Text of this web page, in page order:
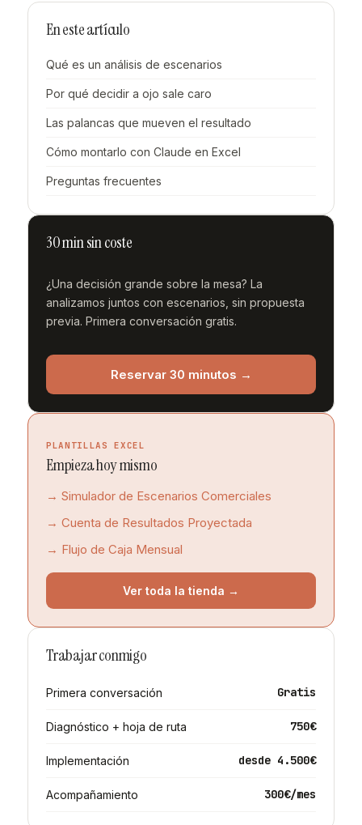
En este artículo
Qué es un análisis de escenarios
Por qué decidir a ojo sale caro
Las palancas que mueven el resultado
Cómo montarlo con Claude en Excel
Preguntas frecuentes
30 min sin coste
¿Una decisión grande sobre la mesa? La
analizamos juntos con escenarios, sin propuesta
previa. Primera conversación gratis.
Reservar 30 minutos →
PLANTILLAS EXCEL
Empieza hoy mismo
→ Simulador de Escenarios Comerciales
→ Cuenta de Resultados Proyectada
→ Flujo de Caja Mensual
Ver toda la tienda →
Trabajar conmigo
Primera conversación Gratis
Diagnóstico + hoja de ruta 750€
Implementación desde 4.500€
Acompañamiento 300€/mes